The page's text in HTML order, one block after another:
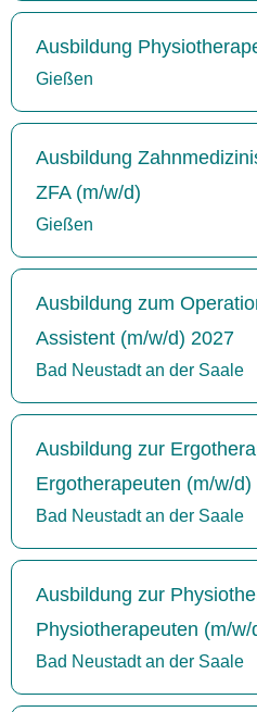
Ausbildung
Gießen
Ausbildung
ZFA (m/w/d)
Gießen
Ausbildung zum
Assistent (m/w/d) 2027
Bad Neustadt an der Saale
Ausbildung zur
Ergotherapeuten (m/w/d)
Bad Neustadt an der Saale
Ausbildung zur
Physiotherapeuten (m/w/
Bad Neustadt an der Saale